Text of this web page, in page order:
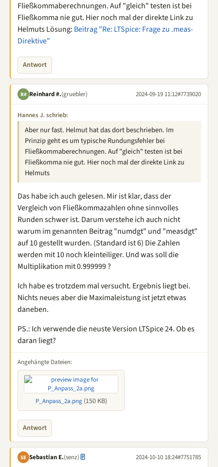
Fließkommaberechnungen. Auf "gleich" testen ist bei
Fließkomma nie gut. Hier noch mal der direkte Link zu
Helmuts Lösung: Beitrag "Re: LTSpice: Frage zu .meas-
Direktive"
Antwort
R# Reinhard #.(gruebler) 2024-09-19 11:12#7739020
Hannes J. schrieb:
Aber nur fast. Helmut hat das dort beschrieben. Im
Prinzip geht es um typische Rundungsfehler bei
Fließkommaberechnungen. Auf "gleich" testen ist bei
Fließkomma nie gut. Hier noch mal der direkte Link zu
Helmuts
Das habe ich auch gelesen. Mir ist klar, dass der
Vergleich von Fließkommazahlen ohne sinnvolles
Runden schwer ist. Darum verstehe ich auch nicht
warum im genannten Beitrag "numdgt" und "measdgt"
auf 10 gestellt wurden. (Standard ist 6) Die Zahlen
werden mit 10 noch kleinteiliger. Und was soll die
Multiplikation mit 0.999999 ?
Ich habe es trotzdem mal versucht. Ergebnis liegt bei.
Nichts neues aber die Maximaleistung ist jetzt etwas
daneben.
PS.: Ich verwende die neuste Version LTSpice 24. Ob es
daran liegt?
Angehängte Dateien:
P_Anpass_2a.png(150 KB)
Antwort
SE Sebastian E.(senz) 2024-10-10 18:24#7751785